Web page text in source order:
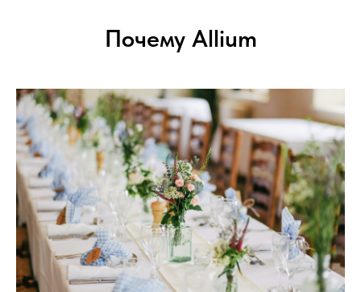
Почему Allium